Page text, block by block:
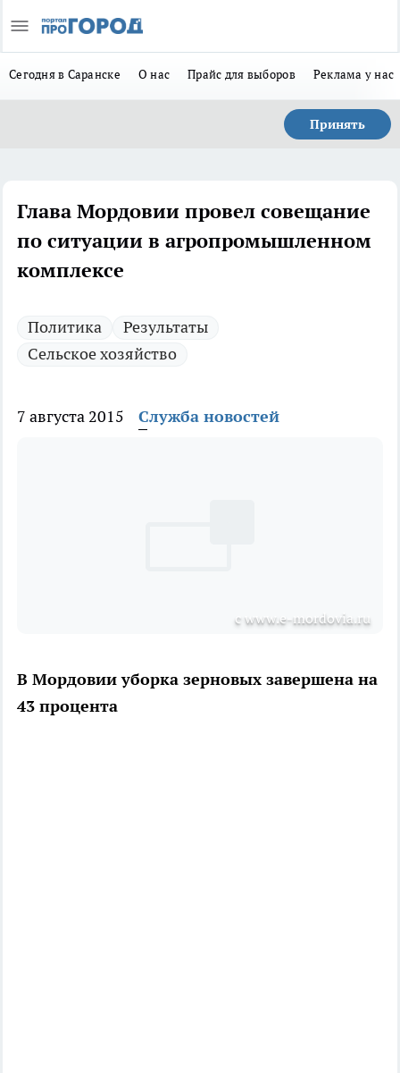
Сегодня в Саранске О нас Прайс для выборов Реклама у нас
Принять
Глава Мордовии провел совещание
по ситуации в агропромышленном
комплексе
Политика
Результаты
Сельское хозяйство
7 августа 2015 Служба новостей
с www.e-mordovia.ru
В Мордовии уборка зерновых завершена на
43 процента